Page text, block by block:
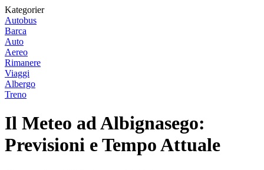
Kategorier
Autobus
Barca
Auto
Aereo
Rimanere
Viaggi
Albergo
Treno
Il Meteo ad Albignasego:
Previsioni e Tempo Attuale